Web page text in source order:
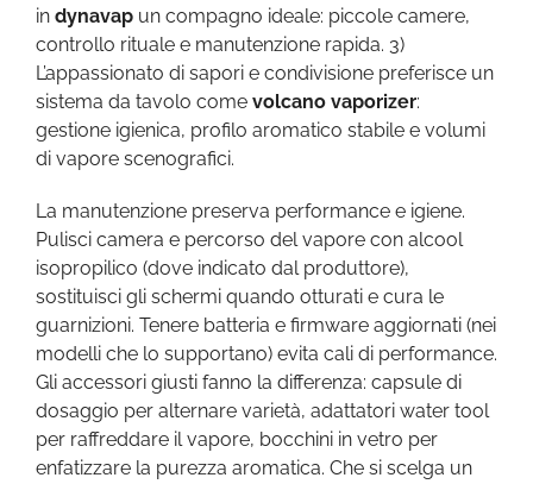
in dynavap un compagno ideale: piccole camere,
controllo rituale e manutenzione rapida. 3)
L’appassionato di sapori e condivisione preferisce un
sistema da tavolo come volcano vaporizer:
gestione igienica, profilo aromatico stabile e volumi
di vapore scenografici.
La manutenzione preserva performance e igiene.
Pulisci camera e percorso del vapore con alcool
isopropilico (dove indicato dal produttore),
sostituisci gli schermi quando otturati e cura le
guarnizioni. Tenere batteria e firmware aggiornati (nei
modelli che lo supportano) evita cali di performance.
Gli accessori giusti fanno la differenza: capsule di
dosaggio per alternare varietà, adattatori water tool
per raffreddare il vapore, bocchini in vetro per
enfatizzare la purezza aromatica. Che si scelga un